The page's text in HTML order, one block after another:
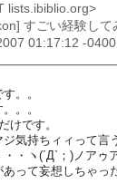
lists.ibiblio.org>
すごい経験して
01:17:12 -
。。
。。
けです。
気持ちィィって言
・ヽ(´Д`；)ノアゥ
って妄想しちゃっ